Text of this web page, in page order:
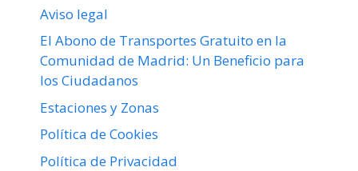
Aviso legal
El Abono de Transportes Gratuito en la
Comunidad de Madrid: Un Beneficio para
los Ciudadanos
Estaciones y Zonas
Política de Cookies
Política de Privacidad